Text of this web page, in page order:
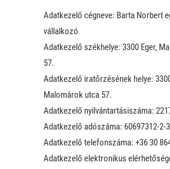
Adatkezelő cégneve: Barta Norbert
vállalkozó
Adatkezelő székhelye: 3300 Eger,
57.
Adatkezelő iratőrzésének helye:
Malomárok utca 57.
Adatkezelő nyilvántartásiszáma:
Adatkezelő adószáma: 60697312-2-
Adatkezelő telefonszáma: +36 30
Adatkezelő elektronikus